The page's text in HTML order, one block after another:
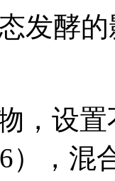
发酵
，设置
），